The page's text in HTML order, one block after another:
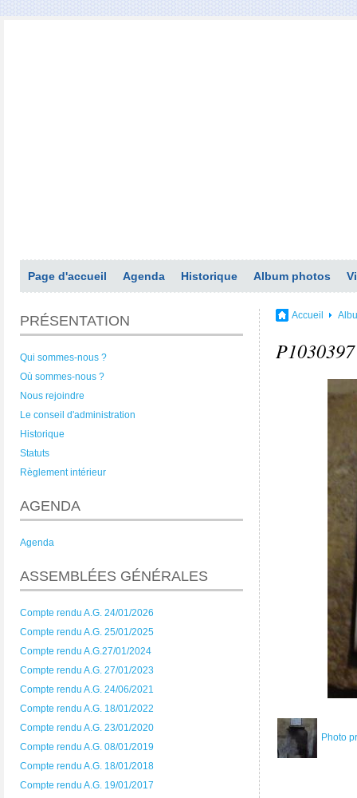
Page d'accueil Agenda Historique Album photos
PRÉSENTATION
Qui sommes-nous ?
Où sommes-nous ?
Nous rejoindre
Le conseil d'administration
Historique
Statuts
Règlement intérieur
AGENDA
Agenda
ASSEMBLÉES GÉNÉRALES
Compte rendu A.G. 24/01/2026
Compte rendu A.G. 25/01/2025
Compte rendu A.G.27/01/2024
Compte rendu A.G. 27/01/2023
Compte rendu A.G. 24/06/2021
Compte rendu A.G. 18/01/2022
Compte rendu A.G. 23/01/2020
Compte rendu A.G. 08/01/2019
Compte rendu A.G. 18/01/2018
Compte rendu A.G. 19/01/2017
Accueil
P1030397
Photo